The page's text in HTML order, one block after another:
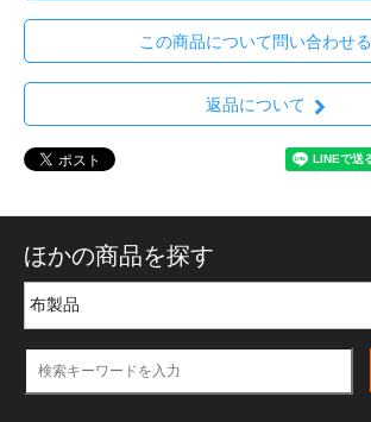
この商品について問い合わせる
返品について
ほかの商品を探す